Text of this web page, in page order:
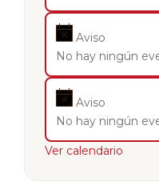
Aviso
No hay ningún
Aviso
No hay ningún
Ver calendario